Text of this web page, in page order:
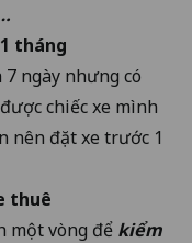
tháng
ngày nhưng có
chiếc xe mình
nên đặt xe trước 1
thuê
một vòng để kiểm